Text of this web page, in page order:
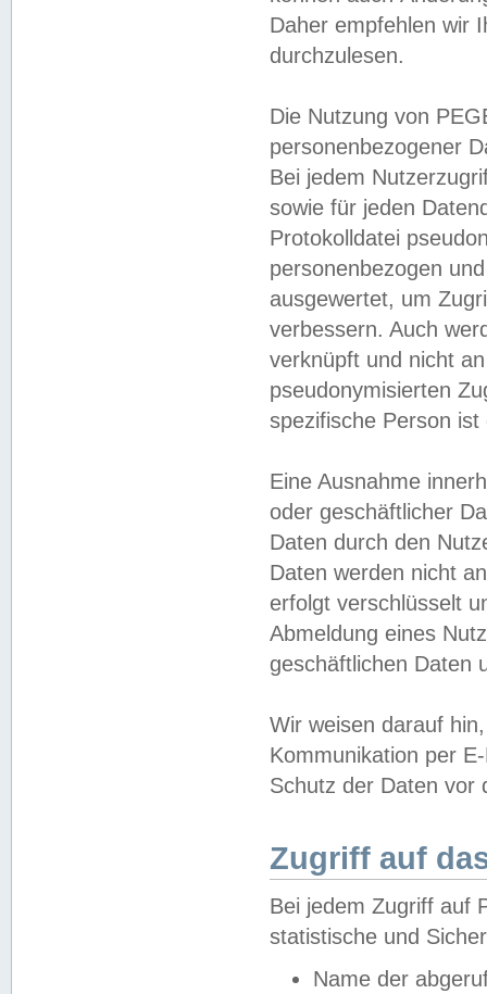
Daher empfehlen wir
durchzulesen.
Die Nutzung von
personenbezogener
Bei jedem
sowie für jeden
Protokolldatei
personenbezogen
ausgewertet, um
verbessern. Auch
verknüpft und nicht
pseudonymisierten
spezifische Person
Eine Ausnahme
oder geschäftlicher
Daten durch den
Daten werden nicht
erfolgt verschlüsselt
Abmeldung eines
geschäftlichen Daten
Wir weisen darauf
Kommunikation per
Schutz der Daten vor
Zugriff auf
Bei jedem Zugriff auf
statistische und
Name der